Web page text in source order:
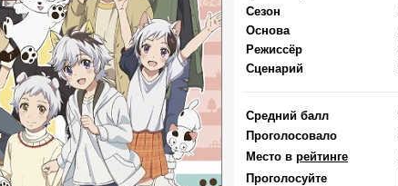
Сезон
Основа
Режиссёр
Сценарий
Средний балл
Проголосовало
Место в рейтинге
Проголосуйте